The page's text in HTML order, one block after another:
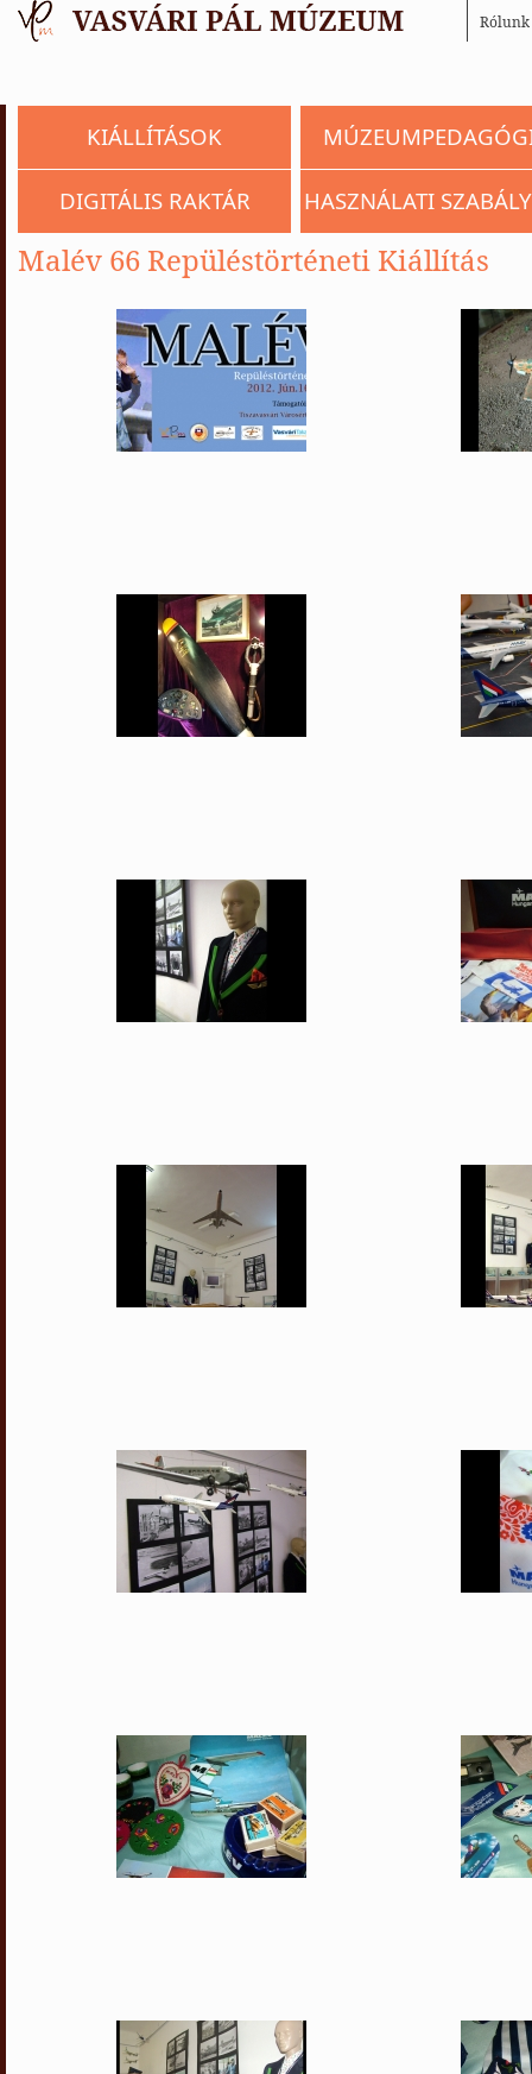
Rólunk
KIÁLLÍTÁSOK
DIGITÁLIS RAKTÁR HASZNÁLATI
Malév 66 Repüléstörténeti Kiállítás